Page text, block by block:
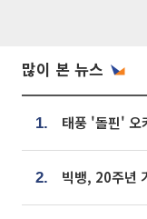
많이 본 뉴스
1.
2.